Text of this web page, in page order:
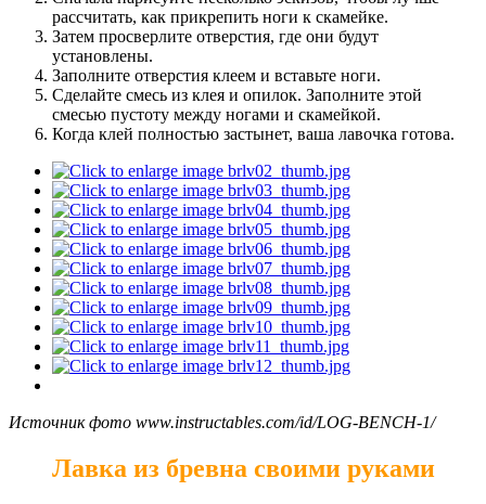
рассчитать, как прикрепить ноги к скамейке.
Затем просверлите отверстия, где они будут
установлены.
Заполните отверстия клеем и вставьте ноги.
Сделайте смесь из клея и опилок. Заполните этой
смесью пустоту между ногами и скамейкой.
Когда клей полностью застынет, ваша лавочка готова.
Источник фото www.instructables.com/id/LOG-BENCH-1/
Лавка из бревна своими руками